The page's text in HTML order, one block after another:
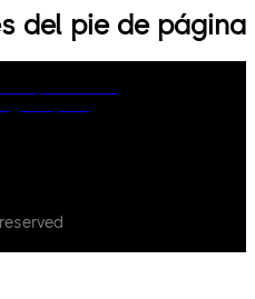
del pie de página